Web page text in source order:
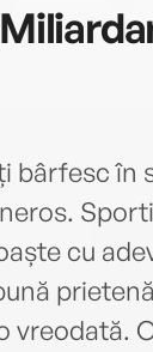
bârfesc în
cu
vreodată.